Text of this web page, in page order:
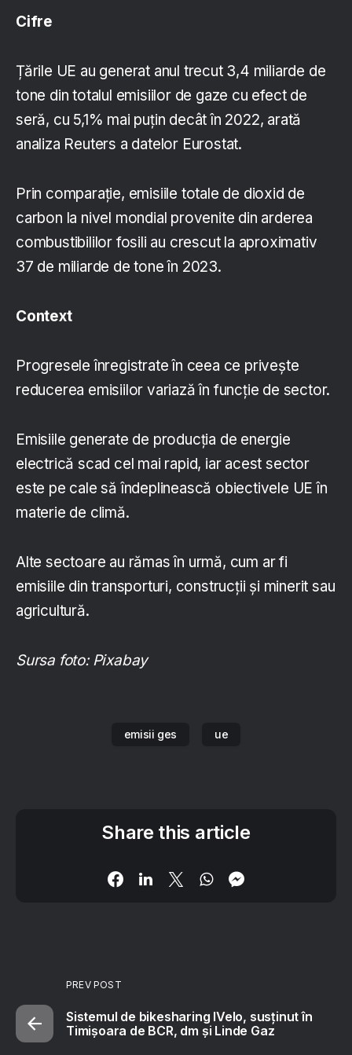
Cifre
Țările UE au generat anul trecut 3,4 miliarde de
tone din totalul emisiilor de gaze cu efect de
seră, cu 5,1% mai puțin decât în 2022, arată
analiza Reuters a datelor Eurostat.
Prin comparație, emisiile totale de dioxid de
carbon la nivel mondial provenite din arderea
combustibililor fosili au crescut la aproximativ
37 de miliarde de tone în 2023.
Context
Progresele înregistrate în ceea ce privește
reducerea emisiilor variază în funcție de sector.
Emisiile generate de producția de energie
electrică scad cel mai rapid, iar acest sector
este pe cale să îndeplinească obiectivele UE în
materie de climă.
Alte sectoare au rămas în urmă, cum ar fi
emisiile din transporturi, construcții și minerit sau
agricultură.
Sursa foto: Pixabay
emisii ges ue
Share this article
PREV POST
Sistemul de bikesharing IVelo, susținut în
Timișoara de BCR, dm și Linde Gaz